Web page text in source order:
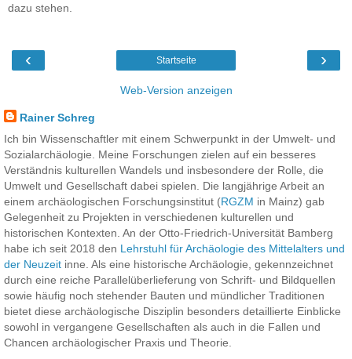
dazu stehen.
‹ ›
Startseite
Web-Version anzeigen
Rainer Schreg
Ich bin Wissenschaftler mit einem Schwerpunkt in der Umwelt- und
Sozialarchäologie. Meine Forschungen zielen auf ein besseres
Verständnis kulturellen Wandels und insbesondere der Rolle, die
Umwelt und Gesellschaft dabei spielen. Die langjährige Arbeit an
einem archäologischen Forschungsinstitut (RGZM in Mainz) gab
Gelegenheit zu Projekten in verschiedenen kulturellen und
historischen Kontexten. An der Otto-Friedrich-Universität Bamberg
habe ich seit 2018 den Lehrstuhl für Archäologie des Mittelalters und
der Neuzeit inne. Als eine historische Archäologie, gekennzeichnet
durch eine reiche Parallelüberlieferung von Schrift- und Bildquellen
sowie häufig noch stehender Bauten und mündlicher Traditionen
bietet diese archäologische Disziplin besonders detaillierte Einblicke
sowohl in vergangene Gesellschaften als auch in die Fallen und
Chancen archäologischer Praxis und Theorie.